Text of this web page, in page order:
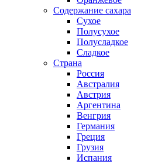
Содержание сахара
Сухое
Полусухое
Полусладкое
Сладкое
Страна
Россия
Австралия
Австрия
Аргентина
Венгрия
Германия
Греция
Грузия
Испания